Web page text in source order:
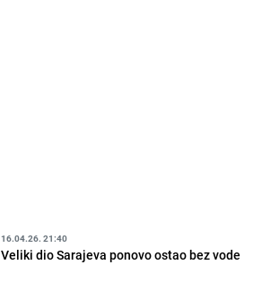
16.04.26. 21:40
Veliki dio Sarajeva ponovo ostao bez vode